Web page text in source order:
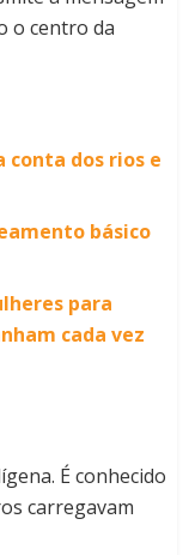
o centro da
conta dos rios e
básico
para
cada vez
É conhecido
carregavam